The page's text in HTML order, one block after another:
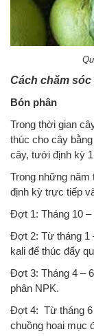
Cách chăm
Bón phân
Trong thời gian
thúc cho cây
cây, tưới định kỳ
Trong những năm
định kỳ trực tiếp
Đợt 1: Tháng 10 –
Đợt 2: Từ tháng 1
kali để thúc đẩy
Đợt 3: Tháng 4 –
phân NPK.
Đợt 4: Từ tháng 6
chuồng hoai mục